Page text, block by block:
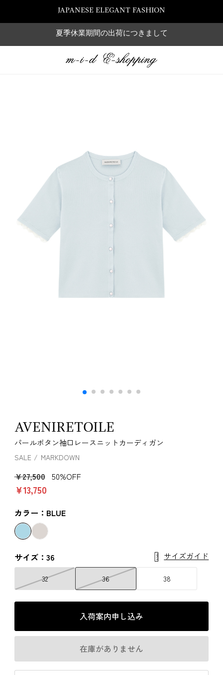
JAPANESE ELEGANT FASHION
夏季休業期間の出荷につきまして
AVENIRETOILE
パールボタン袖口レースニットカーディガン
SALE MARKDOWN
￥27,500 50%OFF
￥13,750
カラー：BLUE
サイズ：36 サイズガイド
32 36 38
入荷案内申し込み
在庫がありません